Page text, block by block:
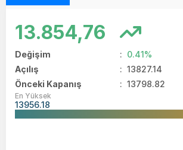
13.854,76
Değişim : 0.41%
Açılış
: 13827.14
Önceki Kapanış
: 13798.82
En Yüksek
13956.18